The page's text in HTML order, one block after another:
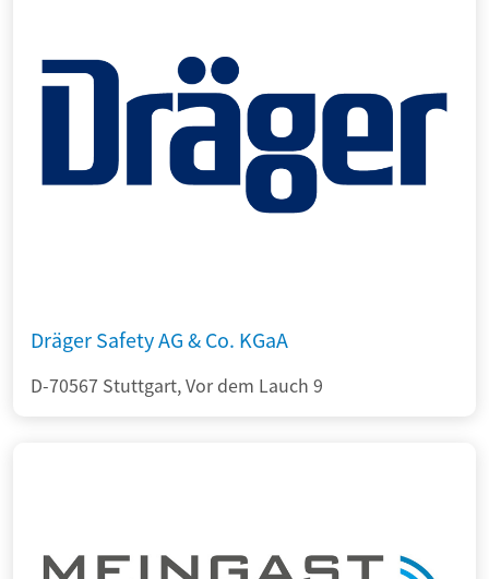
Dräger Safety AG & Co. KGaA
D-70567 Stuttgart, Vor dem Lauch 9